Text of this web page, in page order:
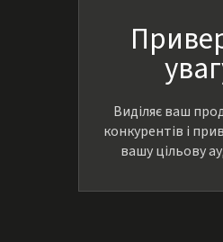
Виділяє ваш
конкурентів і
вашу цільову